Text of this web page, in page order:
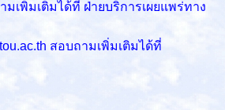
มเพิ่มเติมได้ที่ ฝ่ายบริการเผยแพร่ทาง
สอบถามเพิ่มเติมได้ที่